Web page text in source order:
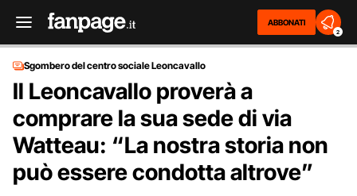
ABBONATI
2
Sgombero del centro sociale Leoncavallo
Il Leoncavallo proverà a
comprare la sua sede di via
Watteau: “La nostra storia non
può essere condotta altrove”